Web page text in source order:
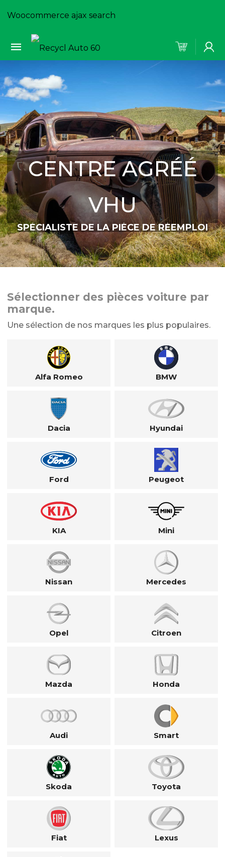
Woocommerce ajax search
CENTRE AGRÉÉ
VHU
SPÉCIALISTE DE LA PIÈCE DE RÉEMPLOI
Sélectionner des pièces voiture par
marque.
Une sélection de nos marques les plus populaires.
Alfa Romeo BMW
Dacia Hyundai
Ford Peugeot
KIA Mini
Nissan Mercedes
Opel Citroen
Mazda Honda
Audi Smart
Skoda Toyota
Fiat Lexus